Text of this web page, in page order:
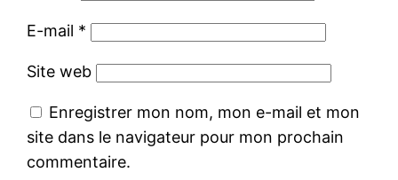
E-mail *
Site web
Enregistrer mon nom, mon e-mail et mon
site dans le navigateur pour mon prochain
commentaire.